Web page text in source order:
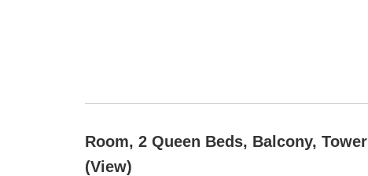
Room, 2 Queen Beds, Balcony, Tower
(View)